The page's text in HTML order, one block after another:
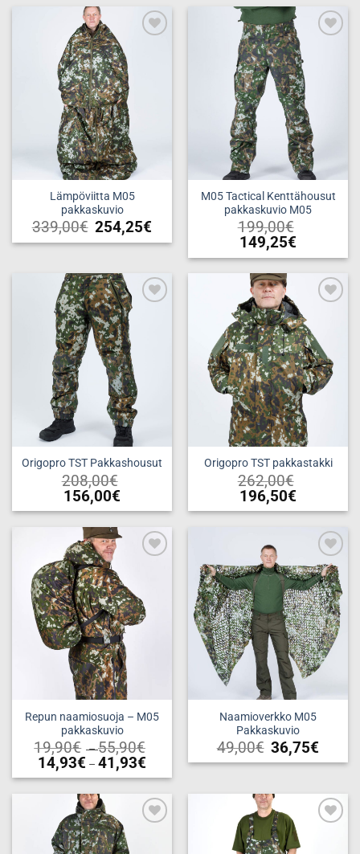
tuotteella
on
useampi
muunnelma.
Voit
tehdä
valinnat
tuotteen
sivulla.
on
useampi
muunnelma.
Voit
tehdä
valinnat
tuotteen
sivulla.
Lämpöviitta M05
pakkaskuvio
339,00€ 254,25€
M05 Tactical Kenttähousut
pakkaskuvio M05
199,00€
149,25€
Tällä
tuotteella
on
useampi
muunnelma.
Voit
tehdä
valinnat
tuotteen
sivulla.
Origopro TST Pakkashousut
208,00€
156,00€
Tällä
tuotteella
on
useampi
muunnelma.
Voit
tehdä
valinnat
tuotteen
sivulla.
wishlist
Origopro TST pakkastakki
262,00€
196,50€
Tällä
on
useampi
muunnelma.
Voit
tehdä
valinnat
tuotteen
sivulla.
Repun naamiosuoja – M05
pakkaskuvio
19,90€ –55,90€
through
14,93€ – 41,93€
14,93€
41,93€
Tällä
tuotteella
on
useampi
muunnelma.
Add to
wishlist
Naamioverkko M05
Pakkaskuvio
49,00€ 36,75€